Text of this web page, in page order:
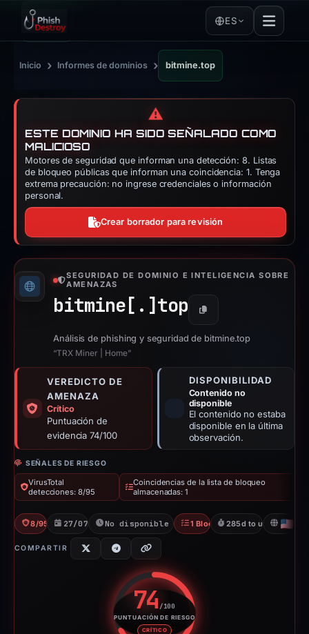
ES
Inicio › Informes de dominios › bitmine.top
⚠️
ESTE DOMINIO HA SIDO SEÑALADO COMO
MALICIOSO
Motores de seguridad que informan una detección: 8. Listas
de bloqueo públicas que informan una coincidencia: 1. Tenga
extrema precaución: no ingrese credenciales o información
personal.
Crear borrador para revisión
SEGURIDAD DE DOMINIO E INTELIGENCIA SOBRE
AMENAZAS
bitmine[.] top Copiar
Análisis de phishing y seguridad de bitmine.top
“TRX Miner | Home”
VEREDICTO DE
AMENAZA
Crítico
Puntuación de
evidencia 74/100
DISPONIBILIDAD
Contenido no
disponible
El contenido no estaba
disponible en la última
observación.
SEÑALES DE RIESGO
VirusTotal
detecciones: 8/95
Coincidencias de la lista de bloqueo
almacenadas: 1
8/95 VT 27/07/2025No disponible desde 07/05/2026
1 Blocklist285d to unavailable
COMPARTIR
74 /100
PUNTUACIÓN DE RIESGO
CRÍTICO
Puntuación de riesgo: 74